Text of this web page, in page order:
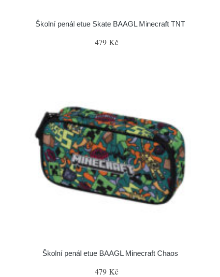
Školní penál etue Skate BAAGL Minecraft TNT
479 Kč
Školní penál etue BAAGL Minecraft Chaos
479 Kč